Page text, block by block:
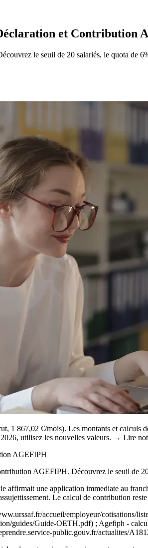
et Contribution
le seuil de 20 salariés, le quota de
1 867,02 €/mois). Les montants et calculs
utilisez les nouvelles valeurs. → Lire
AGEFIPH
AGEFIPH. Découvrez le seuil de
une application immediate au
Le calcul de contribution
accueil/employeur/cotisations/
guides/Guide-OETH.pdf) ; Agefiph -
public.gouv.fr/actualites/